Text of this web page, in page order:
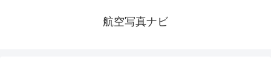
航空写真ナビ